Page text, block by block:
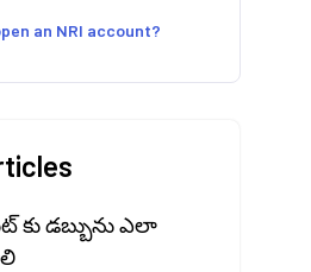
an NRI account?
కు డబ్బును ఎలా